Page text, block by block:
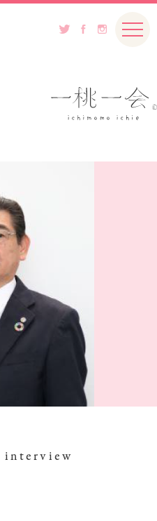
interview